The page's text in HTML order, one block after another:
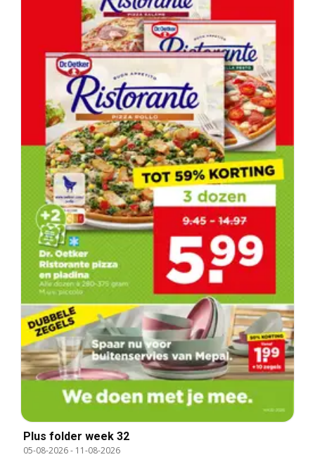
Plus folder week 32
05-08-2026- 11-08-2026